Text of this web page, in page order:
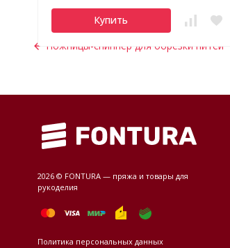
Купить
Ножницы-сниппер для обрезки нитей
2026 © FONTURA — пряжа и товары для
рукоделия
Политика персональных данных